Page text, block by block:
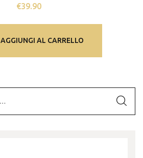
€39.90
AGGIUNGI AL CARRELLO